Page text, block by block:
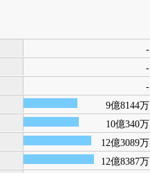
-
-
-
9億8144万
10億340万
12億3089万
12億8387万